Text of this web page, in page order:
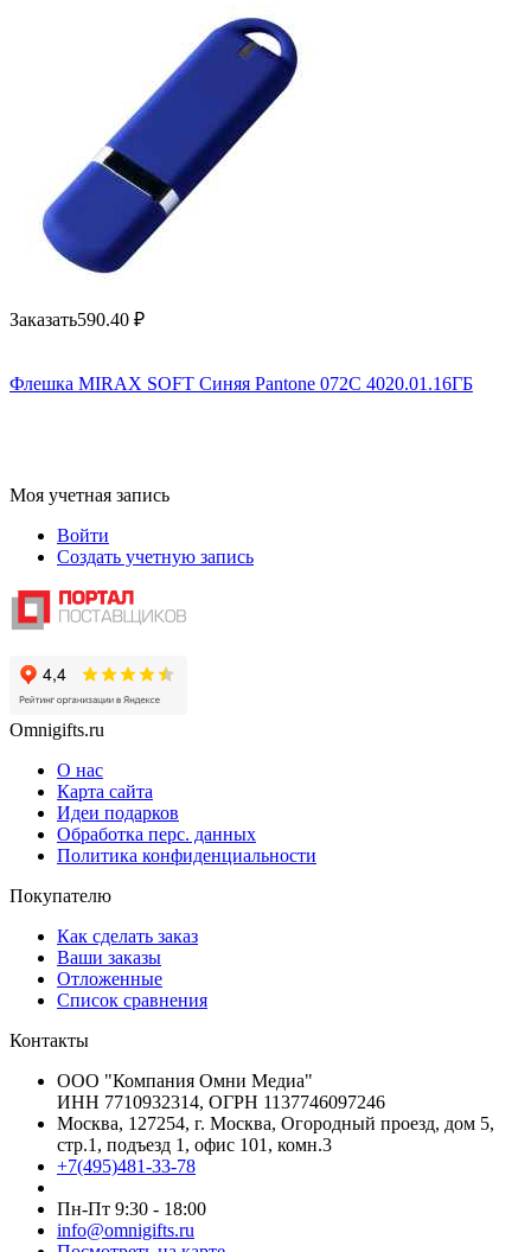
Заказать590.40 ₽
Флешка MIRAX SOFT Синяя Pantone 072C 4020.01.16ГБ
Моя учетная запись
Войти
Создать учетную запись
Omnigifts.ru
О нас
Карта сайта
Идеи подарков
Обработка перс. данных
Политика конфиденциальности
Покупателю
Как сделать заказ
Ваши заказы
Отложенные
Список сравнения
Контакты
ООО "Компания Омни Медиа"
ИНН 7710932314, ОГРН 1137746097246
Москва, 127254, г. Москва, Огородный проезд, дом 5,
стр.1, подъезд 1, офис 101, комн.3
+7(495)481-33-78
Пн-Пт 9:30 - 18:00
info@omnigifts.ru